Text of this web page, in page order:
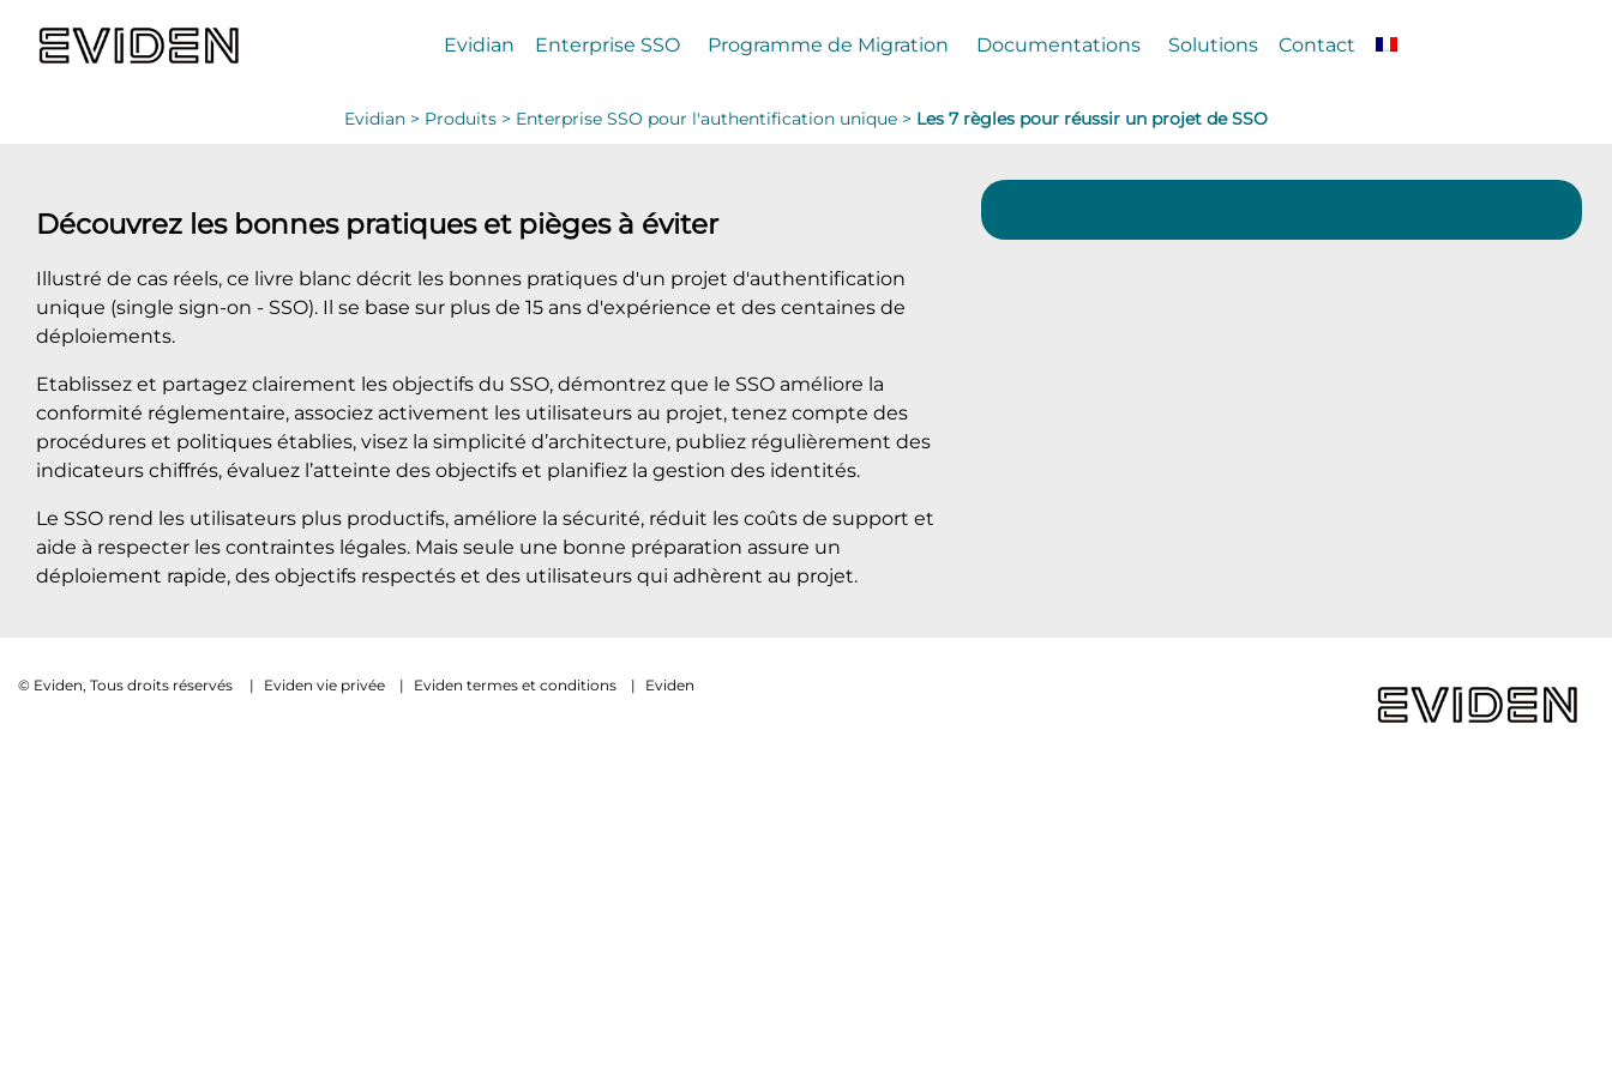
Evidian Enterprise SSO Programme de Migration Documentations Solutions Contact
Evidian > Produits > Enterprise SSO pour l'authentification unique > Les 7 règles pour réussir un projet de SSO
Découvrez les bonnes pratiques et pièges à éviter
Illustré de cas réels, ce livre blanc décrit les bonnes pratiques d'un projet d'authentification
unique (single sign-on - SSO). Il se base sur plus de 15 ans d'expérience et des centaines de
déploiements.
Etablissez et partagez clairement les objectifs du SSO, démontrez que le SSO améliore la
conformité réglementaire, associez activement les utilisateurs au projet, tenez compte des
procédures et politiques établies, visez la simplicité d’architecture, publiez régulièrement des
indicateurs chiffrés, évaluez l’atteinte des objectifs et planifiez la gestion des identités.
Le SSO rend les utilisateurs plus productifs, améliore la sécurité, réduit les coûts de support et
aide à respecter les contraintes légales. Mais seule une bonne préparation assure un
déploiement rapide, des objectifs respectés et des utilisateurs qui adhèrent au projet.
© Eviden, Tous droits réservés | Eviden vie privée | Eviden termes et conditions | Eviden